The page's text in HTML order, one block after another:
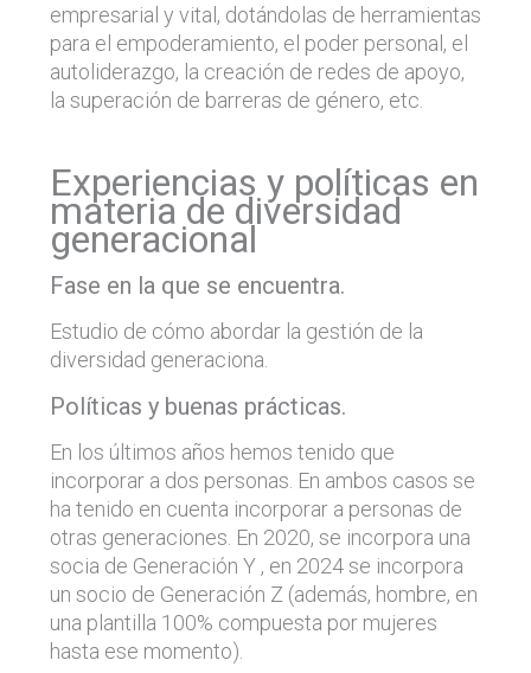
empresarial y vital, dotándolas de herramientas
para el empoderamiento, el poder personal, el
autoliderazgo, la creación de redes de apoyo,
la superación de barreras de género, etc.
Experiencias y políticas en
materia de diversidad
generacional
Fase en la que se encuentra.
Estudio de cómo abordar la gestión de la
diversidad generaciona.
Políticas y buenas prácticas.
En los últimos años hemos tenido que
incorporar a dos personas. En ambos casos se
ha tenido en cuenta incorporar a personas de
otras generaciones. En 2020, se incorpora una
socia de Generación Y , en 2024 se incorpora
un socio de Generación Z (además, hombre, en
una plantilla 100% compuesta por mujeres
hasta ese momento).